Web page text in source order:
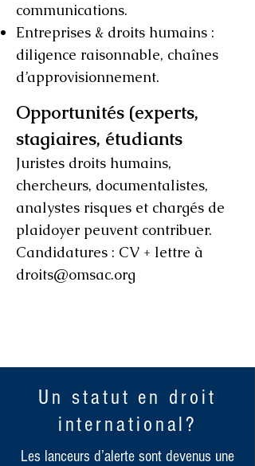
communications.
Entreprises & droits humains :
diligence raisonnable, chaînes
d’approvisionnement.
Opportunités (experts,
stagiaires, étudiants
Juristes droits humains,
chercheurs, documentalistes,
analystes risques et chargés de
plaidoyer peuvent contribuer.
Candidatures : CV + lettre à
droits@omsac.org
Un statut en droit
international?
Les lanceurs d’alerte sont devenus une